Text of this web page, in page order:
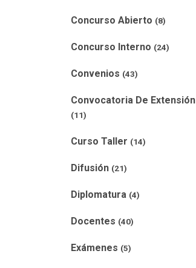
Concurso Abierto (8)
Concurso Interno (24)
Convenios (43)
Convocatoria De Extensión
(11)
Curso Taller (14)
Difusión (21)
Diplomatura (4)
Docentes (40)
Exámenes (5)